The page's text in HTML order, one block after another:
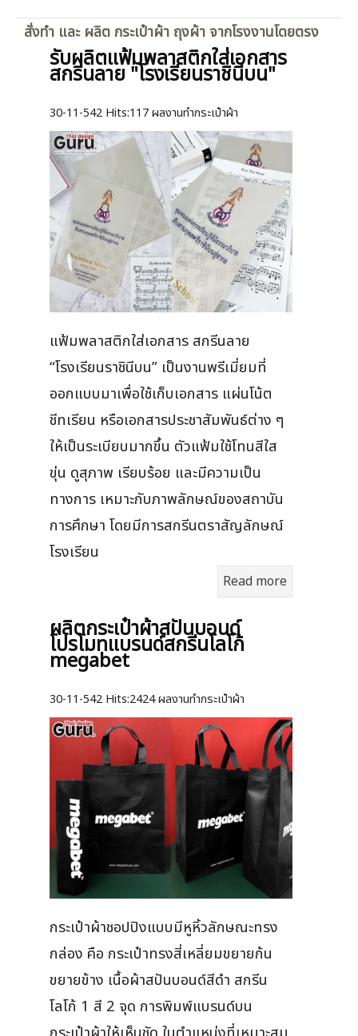
สั่งทำ และ ผลิต กระเป๋าผ้า ถุงผ้า จากโรงงานโดยตรง
รับผลิตแฟ้มพลาสติกใส่เอกสาร
สกรีนลาย "โรงเรียนราชินีบน"
30-11-542 Hits:117 ผลงานทำกระเป๋าผ้า
แฟ้มพลาสติกใส่เอกสาร สกรีนลาย
“โรงเรียนราชินีบน” เป็นงานพรีเมี่ยมที่
ออกแบบมาเพื่อใช้เก็บเอกสาร แผ่นโน้ต
ชีทเรียน หรือเอกสารประชาสัมพันธ์ต่าง ๆ
ให้เป็นระเบียบมากขึ้น ตัวแฟ้มใช้โทนสีใส
ขุ่น ดูสุภาพ เรียบร้อย และมีความเป็น
ทางการ เหมาะกับภาพลักษณ์ของสถาบัน
การศึกษา โดยมีการสกรีนตราสัญลักษณ์
โรงเรียน
Read more
ผลิตกระเป๋าผ้าสปันบอนด์
โปรโมทแบรนด์สกรีนโลโก้
megabet
30-11-542 Hits:2424 ผลงานทำกระเป๋าผ้า
กระเป๋าผ้าชอปปิงแบบมีหูหิ้วลักษณะทรง
กล่อง คือ กระเป๋าทรงสี่เหลี่ยมขยายก้น
ขยายข้าง เนื้อผ้าสปันบอนด์สีดำ สกรีน
โลโก้ 1 สี 2 จุด การพิมพ์แบรนด์บน